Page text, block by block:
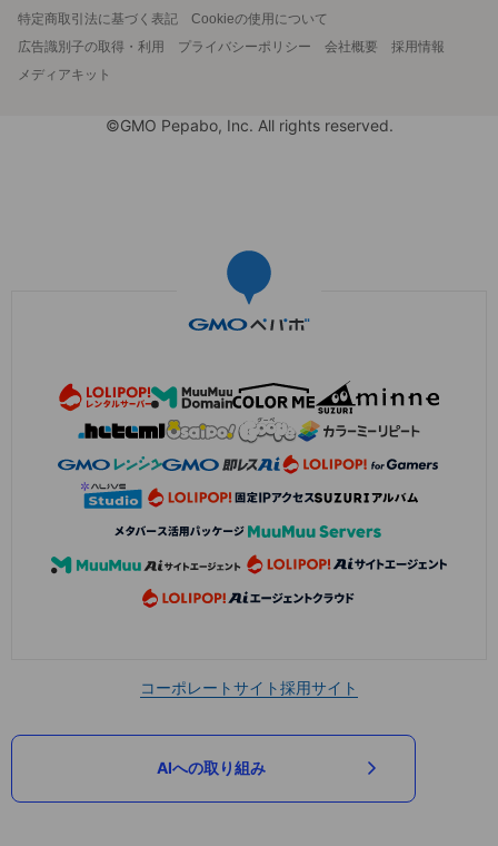
特定商取引法に基づく表記
Cookieの使用について
広告識別子の取得・利用
プライバシーポリシー 会社概要
採用情報
メディアキット
©GMO Pepabo, Inc. All rights reserved.
コーポレートサイト採用サイト
AIへの取り組み